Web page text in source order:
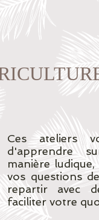
Ces ateliers
d'apprendre
manière
vos questions
repartir avec
faciliter votre